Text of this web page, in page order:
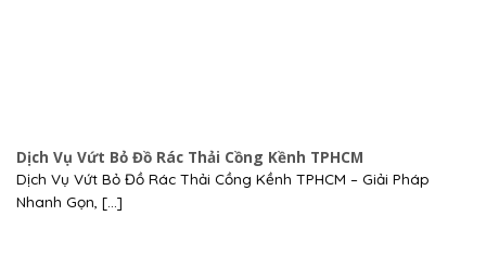
Dịch Vụ Vứt Bỏ Đồ Rác Thải Cồng Kềnh TPHCM
Dịch Vụ Vứt Bỏ Đồ Rác Thải Cồng Kềnh TPHCM – Giải Pháp
Nhanh Gọn, [...]